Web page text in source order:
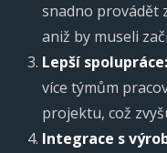
snadno provádět
aniž by museli
Lepší spolupráce:
více týmům
projektu, což
Integrace s